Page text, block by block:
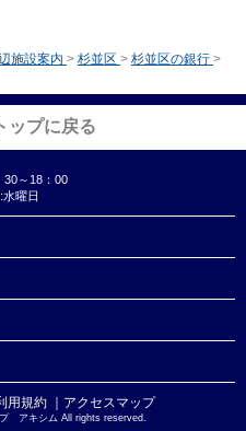
施設案内 > 杉並区 > 杉並区の銀行 >
ップに戻る
30～18：00
曜日
用規約 ｜アクセスマップ
アキシム All rights reserved.